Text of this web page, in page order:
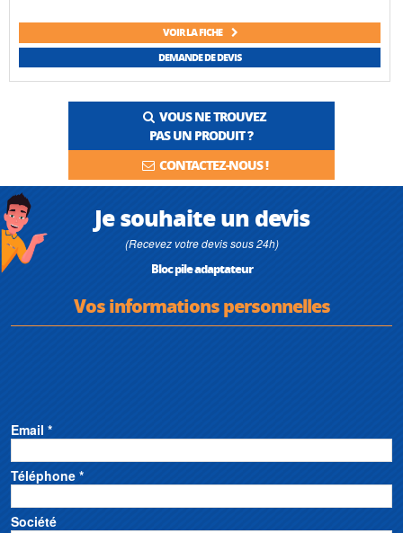
VOIR LA FICHE
DEMANDE DE DEVIS
VOUS NE TROUVEZ
PAS UN PRODUIT ?
CONTACTEZ-NOUS !
Je souhaite un devis
(Recevez votre devis sous 24h)
Bloc pile adaptateur
Vos informations personnelles
Email *
Téléphone *
Société